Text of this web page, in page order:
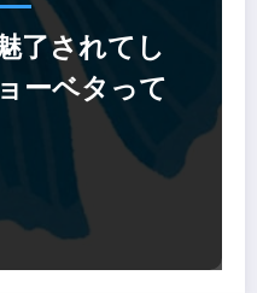
了されてし
ーベタって